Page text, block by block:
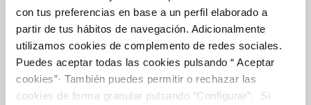
con tus preferencias en base a un perfil elaborado a
partir de tus hábitos de navegación. Adicionalmente
utilizamos cookies de complemento de redes sociales.
Puedes aceptar todas las cookies pulsando “ Aceptar
cookies”· También puedes permitir o rechazar las
cookies de forma granular pulsando “Configurar”. Si
OTRAS GESTIONES
Your Service